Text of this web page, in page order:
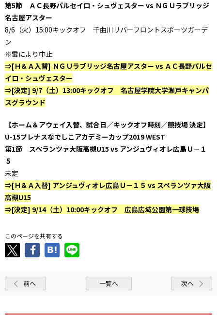
第5節 ＡＣ長野パルセイロ・シュヴェスター vs ＮＧＵラブリッジ
名古屋アスター
8/6（火）15:00キックオフ 千曲川リバーフロントスポーツガーデ
ン
※雷により中止
⇒[Ｈ＆Ａ入替] ＮＧＵラブリッジ名古屋アスター vs ＡＣ長野パルセ
イロ・シュヴェスター
⇒[決定] 9/7（土）13:00キックオフ 名古屋学院大学瀬戸キャンパ
スグラウンド
【ホーム＆アウェイ入替、試合日／キックオフ時刻／競技場 決定】
U-15プレナスなでしこアカデミーカップ2019 WEST
第1節 スペランツァ大阪高槻U15 vs アンジュヴィオレ広島Ｕ－１
５
未定
⇒[Ｈ＆Ａ入替] アンジュヴィオレ広島Ｕ－１５ vs スペランツァ大阪
高槻U15
⇒[決定] 9/14（土）10:00キックオフ 広島広域公園第一球技場
このページを共有する
前へ 一覧へ 次へ